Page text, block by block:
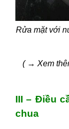
Rửa mặt với
( → Xem
III – Điều
chua